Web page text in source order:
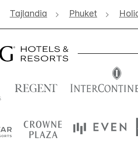
Tajlandia Phuket